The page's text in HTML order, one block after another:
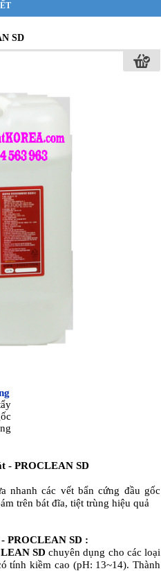
SD
- PROCLEAN SD
nhanh các vết bẩn cứng đầu gốc
trên bát đĩa, tiệt trùng hiệu quả
PROCLEAN SD :
SD chuyên dụng cho các loại
tính kiềm cao (pH: 13~14). Thành